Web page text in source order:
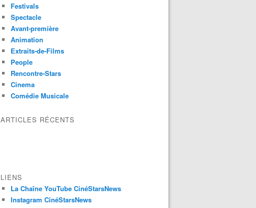
Festivals
Spectacle
Avant-première
Animation
Extraits-de-Films
People
Rencontre-Stars
Cinema
Comédie Musicale
ARTICLES RÉCENTS
LIENS
La Chaîne YouTube CinéStarsNews
Instagram CinéStarsNews